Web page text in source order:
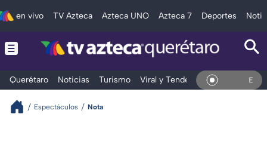
en vivo TV Azteca Azteca UNO Azteca 7 Deportes
Querétaro Noticias Turismo Viral y Tendencia Clima En Vivo
Espectáculos Nota